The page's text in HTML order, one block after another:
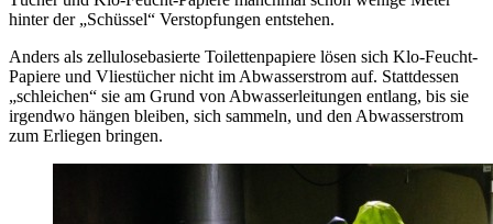
hinter der „Schüssel“ Verstopfungen entstehen.
Anders als zellulosebasierte Toilettenpapiere lösen sich Klo-Feucht-
Papiere und Vliestücher nicht im Abwasserstrom auf. Stattdessen
„schleichen“ sie am Grund von Abwasserleitungen entlang, bis sie
irgendwo hängen bleiben, sich sammeln, und den Abwasserstrom
zum Erliegen bringen.